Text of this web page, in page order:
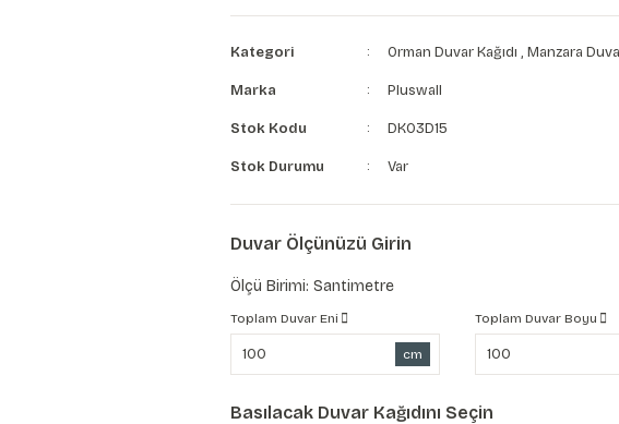
Kategori Orman Duvar Kağıdı , Manzara
Marka Pluswall
Stok Kodu DK03D15
Stok Durumu Var
Duvar Ölçünüzü Girin
Ölçü Birimi: Santimetre
Toplam Duvar Eni
cm
Toplam Duvar Boyu
Basılacak Duvar Kağıdını Seçin